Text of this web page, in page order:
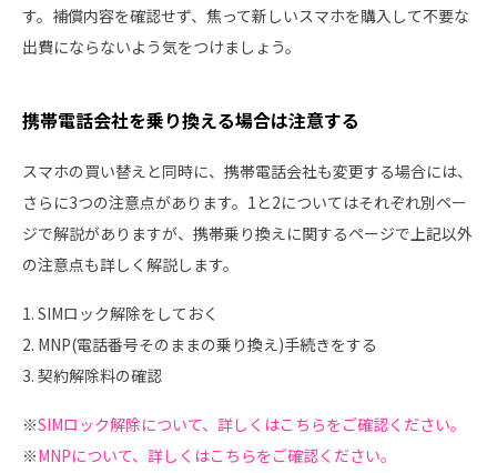
す。補償内容を確認せず、焦って新しいスマホを購入して不要な
出費にならないよう気をつけましょう。
携帯電話会社を乗り換える場合は注意する
スマホの買い替えと同時に、携帯電話会社も変更する場合には、
さらに3つの注意点があります。1と2についてはそれぞれ別ペー
ジで解説がありますが、携帯乗り換えに関するページで上記以外
の注意点も詳しく解説します。
1. SIMロック解除をしておく
2. MNP(電話番号そのままの乗り換え)手続きをする
3. 契約解除料の確認
※SIMロック解除について、詳しくはこちらをご確認ください。
※MNPについて、詳しくはこちらをご確認ください。